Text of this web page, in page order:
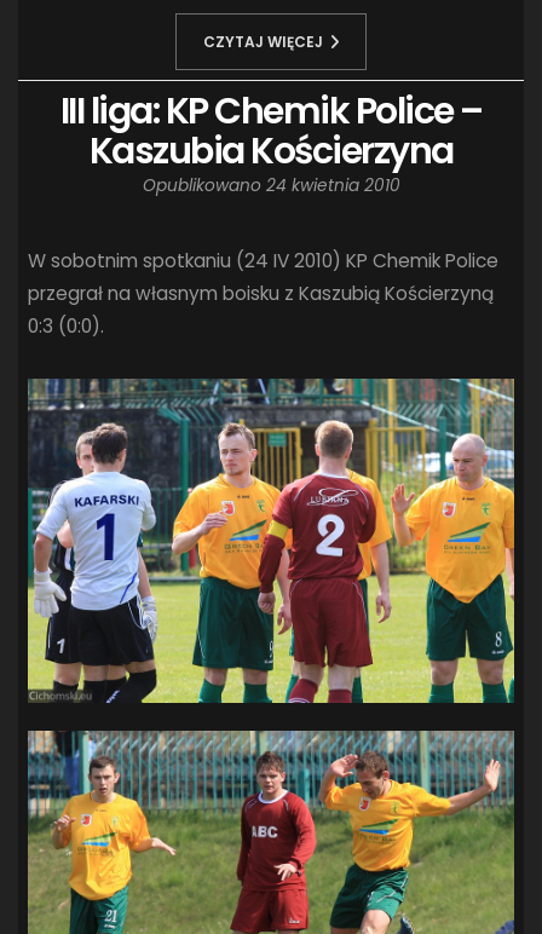
CZYTAJ WIĘCEJ
III liga: KP Chemik Police –
Kaszubia Kościerzyna
Opublikowano 24 kwietnia 2010
W sobotnim spotkaniu (24 IV 2010) KP Chemik Police
przegrał na własnym boisku z Kaszubią Kościerzyną
0:3 (0:0).